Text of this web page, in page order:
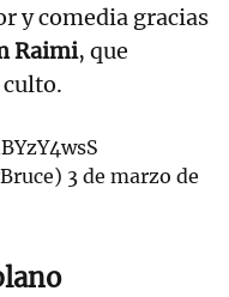
y comedia gracias
Raimi, que
culto.
3 de marzo de